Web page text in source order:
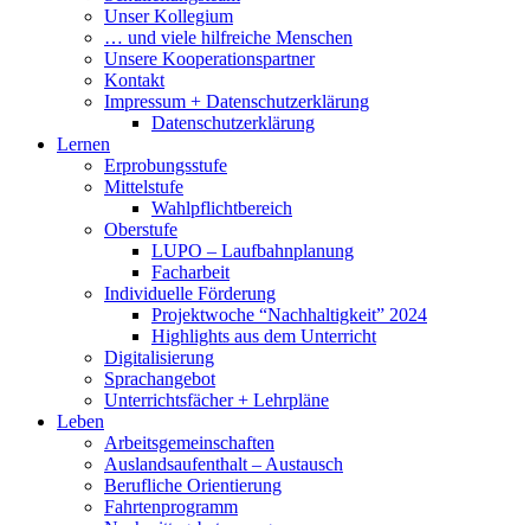
Unser Kollegium
… und viele hilfreiche Menschen
Unsere Kooperationspartner
Kontakt
Impressum + Datenschutzerklärung
Datenschutzerklärung
Lernen
Erprobungsstufe
Mittelstufe
Wahlpflichtbereich
Oberstufe
LUPO – Laufbahnplanung
Facharbeit
Individuelle Förderung
Projektwoche “Nachhaltigkeit” 2024
Highlights aus dem Unterricht
Digitalisierung
Sprachangebot
Unterrichtsfächer + Lehrpläne
Leben
Arbeitsgemeinschaften
Auslandsaufenthalt – Austausch
Berufliche Orientierung
Fahrtenprogramm